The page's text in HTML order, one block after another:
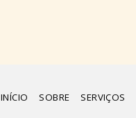
INÍCIO SOBRE SERVIÇOS